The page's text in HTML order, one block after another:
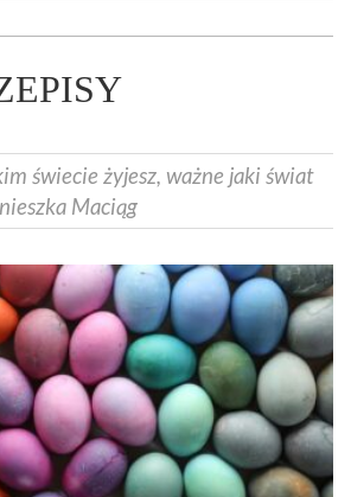
świecie żyjesz, ważne jaki świat
Maciąg